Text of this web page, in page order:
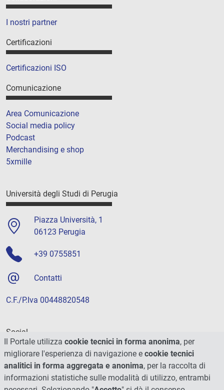
I nostri partner
Certificazioni
Certificazioni ISO
Comunicazione
Area Comunicazione
Social media policy
Podcast
Merchandising e shop
5xmille
Università degli Studi di Perugia
Piazza Università, 1
06123 Perugia
+39 0755851
Contatti
C.F./P.Iva 00448820548
Social
Il Portale utilizza cookie tecnici in forma anonima, per
migliorare l'esperienza di navigazione e cookie tecnici
analitici in forma aggregata e anonima, per la raccolta di
informazioni statistiche sulle modalità di utilizzo, entrambi